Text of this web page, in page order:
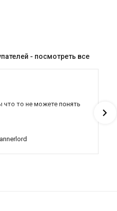
- посмотреть все
что то не можете понять